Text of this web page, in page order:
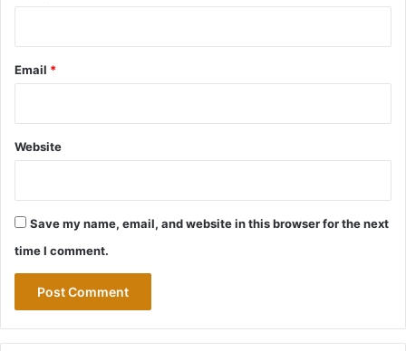
Email *
Website
Save my name, email, and website in this browser for the next
time I comment.